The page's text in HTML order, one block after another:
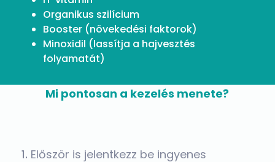
Organikus szilícium
Booster (növekedési faktorok)
Minoxidil (lassítja a hajvesztés
folyamatát)
Mi pontosan a kezelés menete?
Először is jelentkezz be ingyenes